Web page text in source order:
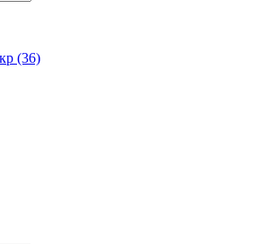
(36)